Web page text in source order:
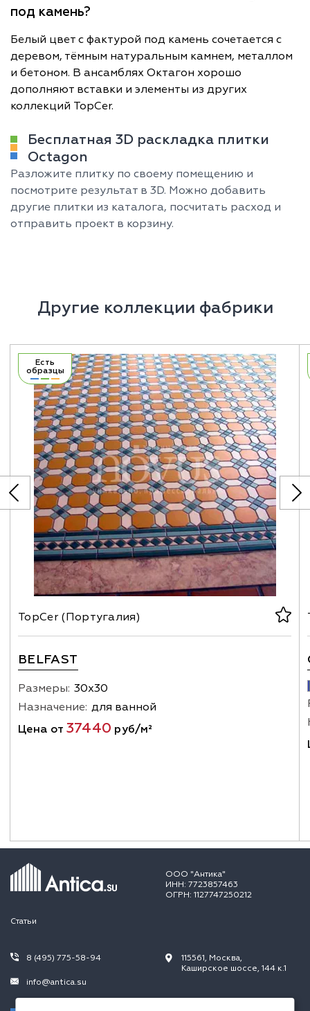
под камень?
Белый цвет с фактурой под камень сочетается с
деревом, тёмным натуральным камнем, металлом
и бетоном. В ансамблях Октагон хорошо
дополняют вставки и элементы из других
коллекций TopCer.
Бесплатная 3D раскладка плитки
Octagon
Разложите плитку по своему помещению и
посмотрите результат в 3D. Можно добавить
другие плитки из каталога, посчитать расход и
отправить проект в корзину.
Другие коллекции фабрики
Есть
образцы
TopCer (Португалия)
BELFAST
Размеры: 30х30
Назначение: для ванной
Цена от 37440 руб/м²
ООО "Антика"
ИНН: 7723857463
ОГРН: 1127747250212
Статьи
8 (495) 775-58-94
info@antica.su
115561, Москва,
Каширское шоссе, 144 к.1